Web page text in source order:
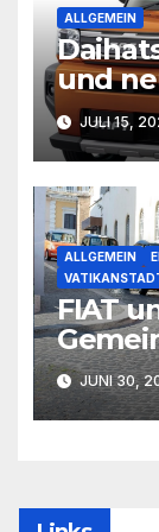
ALLGEMEIN
und
JULI 15,
ALLGEMEIN
FIAT
JUNI 30,